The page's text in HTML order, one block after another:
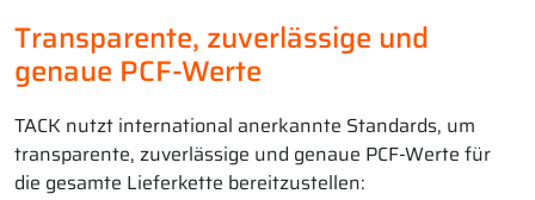
Transparente, zuverlässige und
genaue PCF-Werte
TACK nutzt international anerkannte Standards, um
transparente, zuverlässige und genaue PCF-Werte für
die gesamte Lieferkette bereitzustellen: